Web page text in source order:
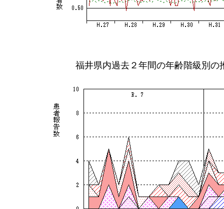
福井県内過去２年間の年齢階級別の